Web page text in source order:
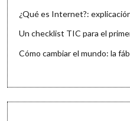
¿Qué es Internet?:
Un checklist TIC para el
Cómo cambiar el mundo: la